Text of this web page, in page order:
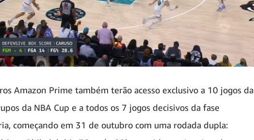
Amazon Prime também terão acesso exclusivo a 10 jogos da
da NBA Cup e a todos os 7 jogos decisivos da fase
começando em 31 de outubro com uma rodada dupla: